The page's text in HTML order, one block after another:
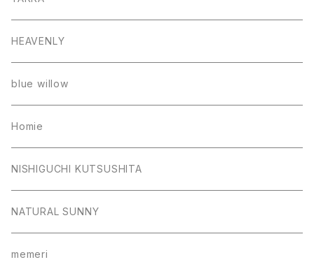
HEAVENLY
blue willow
Homie
NISHIGUCHI KUTSUSHITA
NATURAL SUNNY
memeri